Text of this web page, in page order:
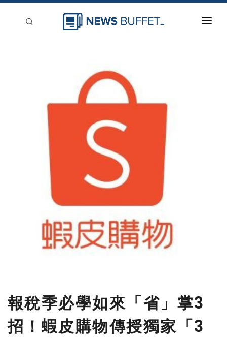
報稅季必學如來「省」掌3
招！蝦皮購物傳授獨家「3